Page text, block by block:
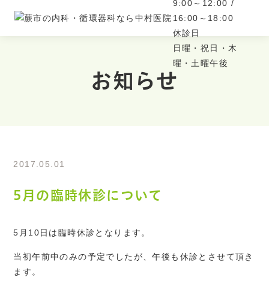
9:00～12:00 /
16:00～18:00
休診日
日曜・祝日・木
曜・土曜午後
お知らせ
2017.05.01
5月の臨時休診について
5月10日は臨時休診となります。
当初午前中のみの予定でしたが、午後も休診とさせて頂き
ます。